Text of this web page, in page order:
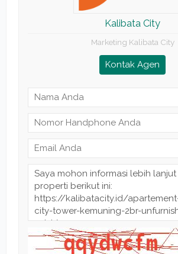
Kalibata City
Marketing Kalibata City
Kontak Agen